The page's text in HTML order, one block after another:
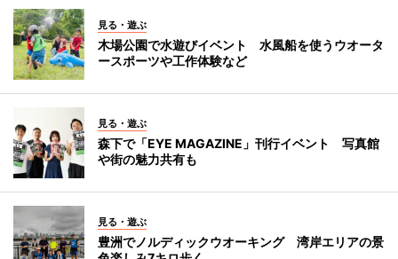
見る・遊ぶ
木場公園で水遊びイベント 水風船を使うウオータ
ースポーツや工作体験など
見る・遊ぶ
森下で「EYE MAGAZINE」刊行イベント 写真館
や街の魅力共有も
見る・遊ぶ
豊洲でノルディックウオーキング 湾岸エリアの景